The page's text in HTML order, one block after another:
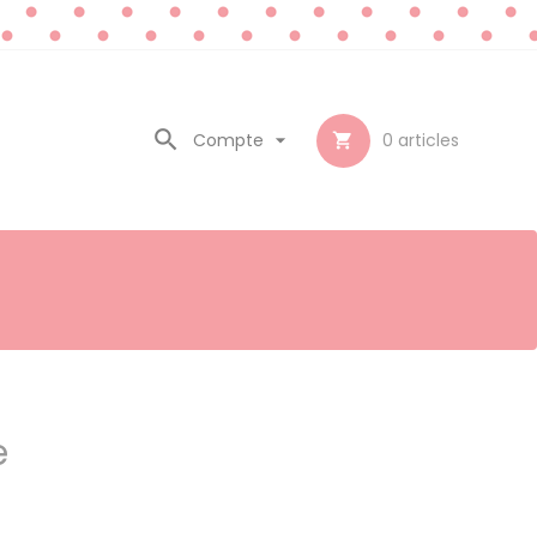
 0 articles
Compte 
